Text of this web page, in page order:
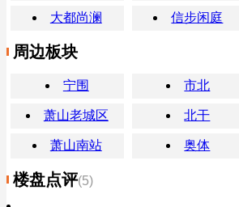
大都尚澜 信步闲庭
周边板块
宁围 市北
萧山老城区 北干
萧山南站 奥体
楼盘点评(5)